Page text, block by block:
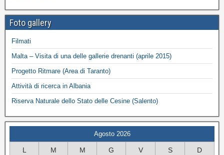
Foto gallery
Filmati
Malta – Visita di una delle gallerie drenanti (aprile 2015)
Progetto Ritmare (Area di Taranto)
Attività di ricerca in Albania
Riserva Naturale dello Stato delle Cesine (Salento)
Agosto 2026
L M M G V S D